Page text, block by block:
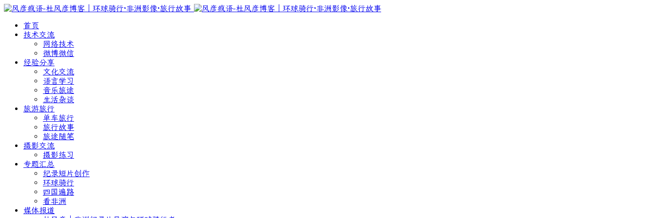
首页
技术交流
网络技术
微博微信
经验分享
文化交流
语言学习
音乐旅途
生活杂谈
旅游旅行
单车旅行
旅行故事
旅途随笔
摄影交流
摄影练习
专题汇总
纪录短片创作
环球骑行
四国遍路
看非洲
媒体报道